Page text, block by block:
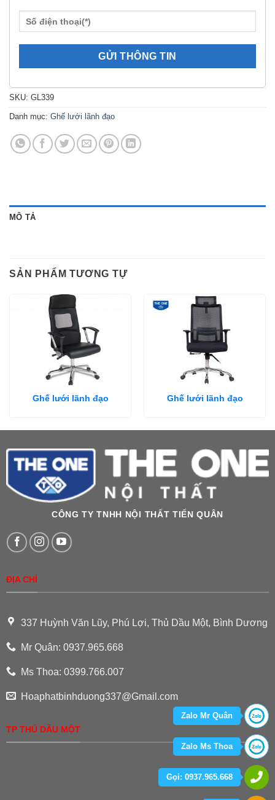
SKU: GL339
Danh mục: Ghế lưới lãnh đạo
MÔ TẢ
SẢN PHẨM TƯƠNG TỰ
Ghế lưới lãnh đạo Ghế lưới lãnh đạo
CÔNG TY TNHH NỘI THẤT TIẾN QUÂN
ĐỊA CHỈ
337 Huỳnh Văn Lũy, Phú Lợi, Thủ Dầu Một, Bình Dương
Mr Quân: 0937.965.668
Ms Thoa: 0399.766.007
Hoaphatbinhduong337@Gmail.com
TP THỦ DẦU MỘT
Zalo Mr Quân
Zalo Ms Thoa
Gọi: 0937.965.668